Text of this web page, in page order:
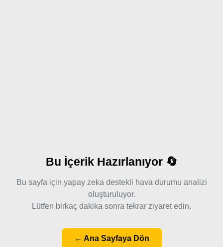
Bu İçerik Hazırlanıyor 🔄
Bu sayfa için yapay zeka destekli hava durumu analizi
oluşturuluyor.
Lütfen birkaç dakika sonra tekrar ziyaret edin.
← Ana Sayfaya Dön